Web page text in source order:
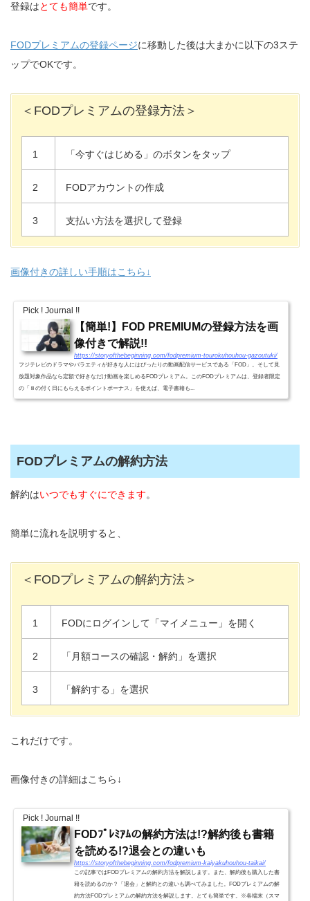
登録はとても簡単です。
FODプレミアムの登録ページに移動した後は大まかに以下の3ステ
ップでOKです。
＜FODプレミアムの登録方法＞
1 「今すぐはじめる」のボタンをタップ
2 FODアカウントの作成
3 支払い方法を選択して登録
画像付きの詳しい手順はこちら↓
Pick ! Journal !!
【簡単!】FOD PREMIUMの登録方法を画
像付きで解説!!
https://storyofthebeginning.com/fodpremium-tourokuhouhou-gazoutuki/
フジテレビのドラマやバラエティが好きな人にはぴったりの動画配信サービスである「FOD」。そして見
放題対象作品なら定額で好きなだけ動画を楽しめるFODプレミアム。このFODプレミアムは、登録者限定
の「８の付く日にもらえるポイントボーナス」を使えば、電子書籍も...
FODプレミアムの解約方法
解約はいつでもすぐにできます。
簡単に流れを説明すると、
＜FODプレミアムの解約方法＞
1 FODにログインして「マイメニュー」を開く
2 「月額コースの確認・解約」を選択
3 「解約する」を選択
これだけです。
画像付きの詳細はこちら↓
Pick ! Journal !!
FODﾌﾟﾚﾐｱﾑの解約方法は!?解約後も書籍
を読める!?退会との違いも
https://storyofthebeginning.com/fodpremium-kaiyakuhouhou-taikai/
この記事ではFODプレミアムの解約方法を解説します。また、解約後も購入した書
籍を読めるのか？「退会」と解約との違いも調べてみました。FODプレミアムの解
約方法FODプレミアムの解約方法を解説します。とても簡単です。※各端末（スマ